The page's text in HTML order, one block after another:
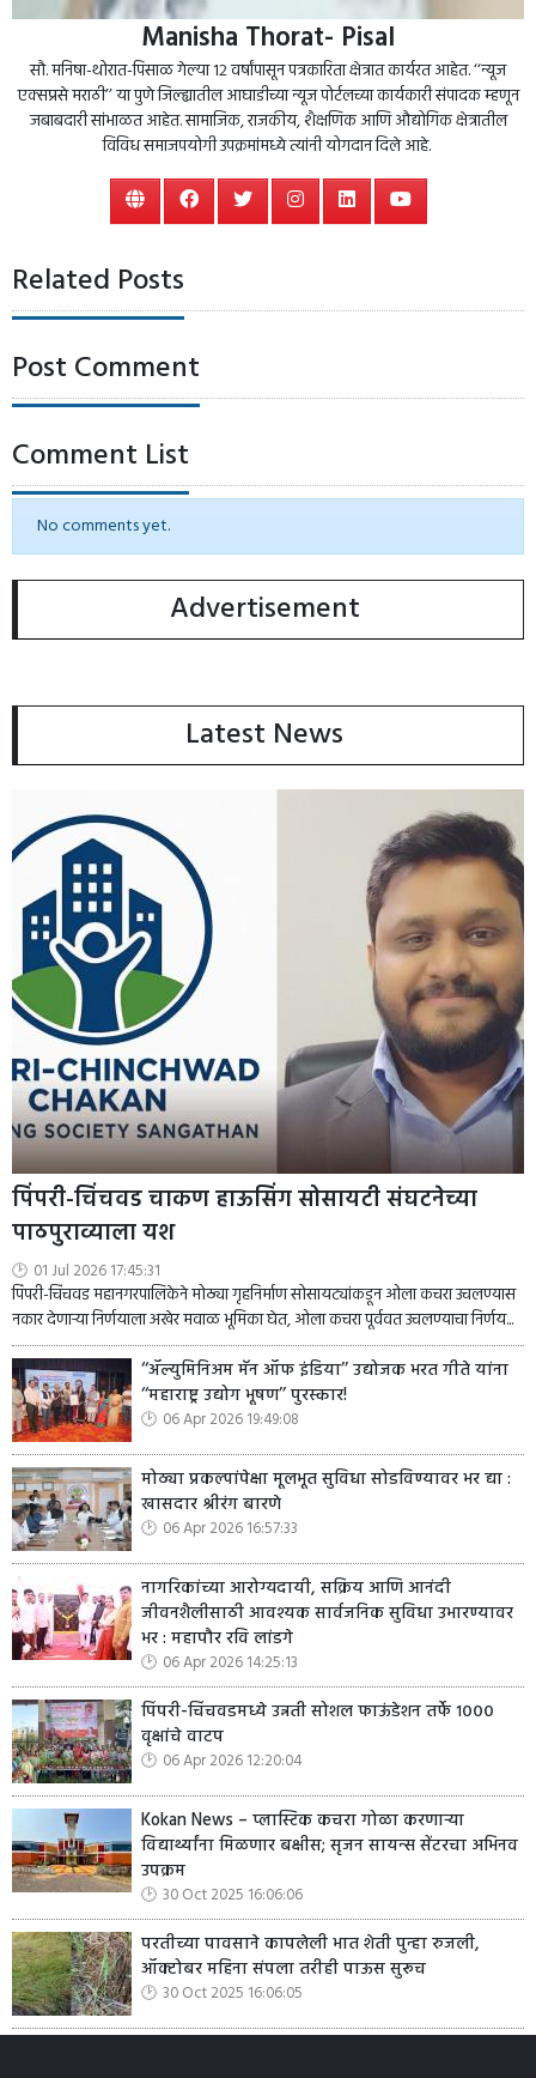
Manisha Thorat- Pisal
सौ. मनिषा-थोरात-पिसाळ गेल्या १२ वर्षांपासून पत्रकारिता क्षेत्रात कार्यरत आहेत. ‘‘न्यूज
एक्सप्रसे मराठी’’ या पुणे जिल्ह्यातील आघाडीच्या न्यूज पोर्टलच्या कार्यकारी संपादक म्हणून
जबाबदारी सांभाळत आहेत. सामाजिक, राजकीय, शैक्षणिक आणि औद्योगिक क्षेत्रातील
विविध समाजपयोगी उपक्रमांमध्ये त्यांनी योगदान दिले आहे.
Related Posts
Post Comment
Comment List
No comments yet.
Advertisement
Latest News
पिंपरी-चिंचवड चाकण हाऊसिंग सोसायटी संघटनेच्या
पाठपुराव्याला यश
01 Jul 2026 17:45:31
पिंपरी-चिंचवड महानगरपालिकेने मोठ्या गृहनिर्माण सोसायट्यांकडून ओला कचरा उचलण्यास
नकार देणाऱ्या निर्णयाला अखेर मवाळ भूमिका घेत, ओला कचरा पूर्ववत उचलण्याचा निर्णय...
‘‘ॲल्युमिनिअम मॅन ऑफ इंडिया’’ उद्योजक भरत गीते यांना
‘‘महाराष्ट्र उद्योग भूषण’’ पुरस्कार!
06 Apr 2026 19:49:08
मोठ्या प्रकल्पांपेक्षा मूलभूत सुविधा सोडविण्यावर भर द्या :
खासदार श्रीरंग बारणे
06 Apr 2026 16:57:33
नागरिकांच्या आरोग्यदायी, सक्रिय आणि आनंदी
जीवनशैलीसाठी आवश्यक सार्वजनिक सुविधा उभारण्यावर
भर : महापौर रवि लांडगे
06 Apr 2026 14:25:13
पिंपरी-चिंचवडमध्ये उन्नती सोशल फाऊंडेशन तर्फे १०००
वृक्षांचे वाटप
06 Apr 2026 12:20:04
Kokan News – प्लास्टिक कचरा गोळा करणाऱ्या
विद्यार्थ्यांना मिळणार बक्षीस; सृजन सायन्स सेंटरचा अभिनव
उपक्रम
30 Oct 2025 16:06:06
परतीच्या पावसाने कापलेली भात शेती पुन्हा रुजली,
ऑक्टोबर महिना संपला तरीही पाऊस सुरूच
30 Oct 2025 16:06:05